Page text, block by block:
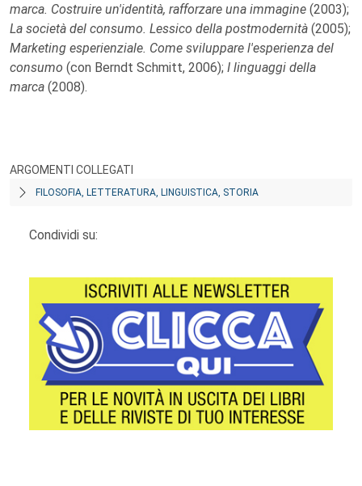
marca. Costruire un'identità, rafforzare una immagine (2003);
La società del consumo. Lessico della postmodernità (2005);
Marketing esperienziale. Come sviluppare l'esperienza del
consumo (con Berndt Schmitt, 2006); I linguaggi della
marca (2008).
ARGOMENTI COLLEGATI
FILOSOFIA, LETTERATURA, LINGUISTICA, STORIA
Condividi su: